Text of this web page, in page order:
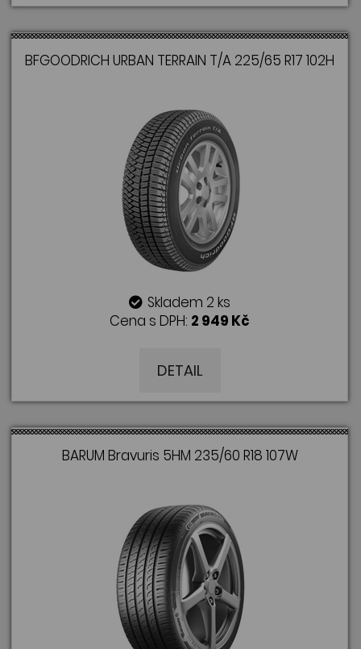
BFGOODRICH URBAN TERRAIN T/A 225/65 R17 102H
Skladem 2 ks
Cena s DPH: 2 949 Kč
DETAIL
BARUM Bravuris 5HM 235/60 R18 107W